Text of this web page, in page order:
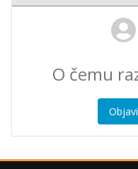
Objavi